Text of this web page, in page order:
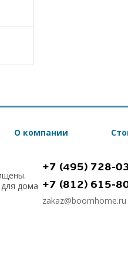
О компании
дома
+7 (495) 728-
+7 (812) 615-
zakaz@boomhome.ru